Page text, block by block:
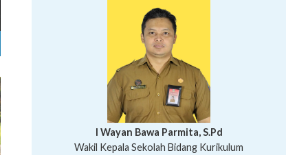
I Wayan Bawa Parmita, S.Pd
Wakil Kepala Sekolah Bidang Kurikulum
I Wayan Gede Aditya Pratita, S.Pd., M.Sn
Ni Wayan Nopi Sutantri, S.Pd.